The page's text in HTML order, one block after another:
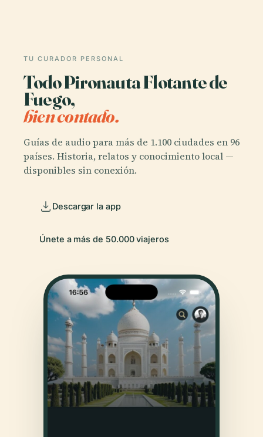
TU CURADOR PERSONAL
Todo Pironauta Flotante de
Fuego,
bien contado.
Guías de audio para más de 1.100 ciudades en 96
países. Historia, relatos y conocimiento local —
disponibles sin conexión.
Descargar la app
Únete a más de 50.000 viajeros